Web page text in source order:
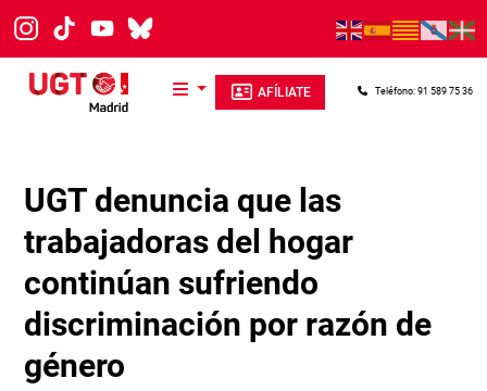
Pasar al contenido principal
AFÍLIATE Teléfono: 91 589 75 36
UGT denuncia que las
trabajadoras del hogar
continúan sufriendo
discriminación por razón de
género